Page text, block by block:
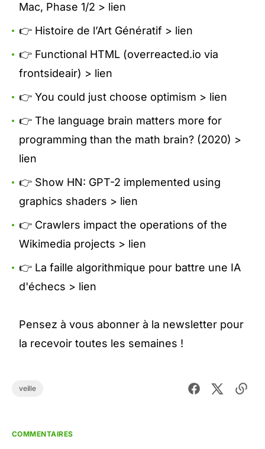
Mac, Phase 1/2 > lien
👉 Histoire de l’Art Génératif > lien
👉 Functional HTML (overreacted.io via
frontsideair) > lien
👉 You could just choose optimism > lien
👉 The language brain matters more for
programming than the math brain? (2020) >
lien
👉 Show HN: GPT-2 implemented using
graphics shaders > lien
👉 Crawlers impact the operations of the
Wikimedia projects > lien
👉 La faille algorithmique pour battre une IA
d'échecs > lien
Pensez à vous abonner à la newsletter pour
la recevoir toutes les semaines !
veille
COMMENTAIRES